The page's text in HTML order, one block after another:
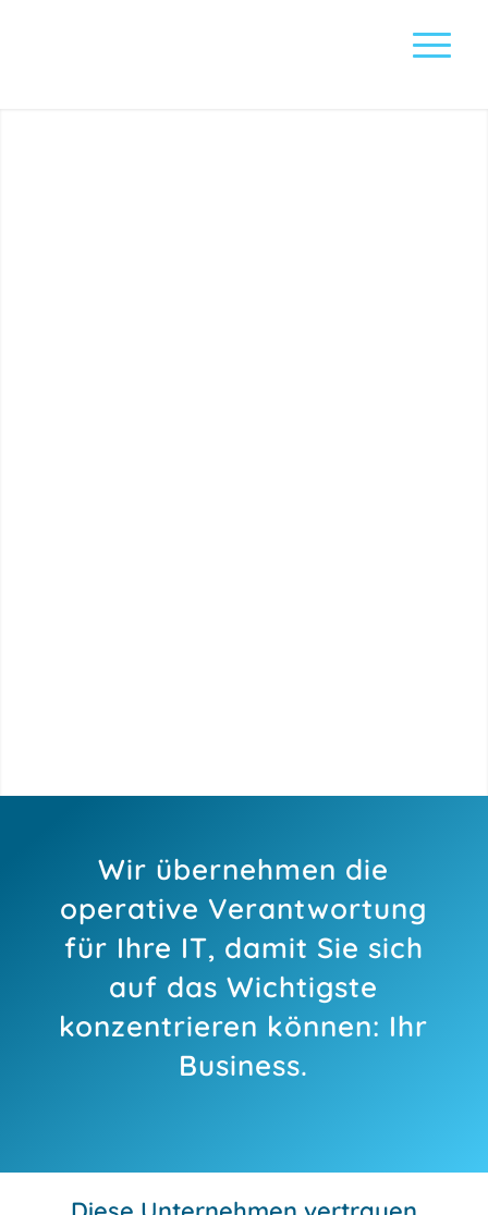
Wir übernehmen die
operative Verantwortung
für Ihre IT, damit Sie sich
auf das Wichtigste
konzentrieren können: Ihr
Business.